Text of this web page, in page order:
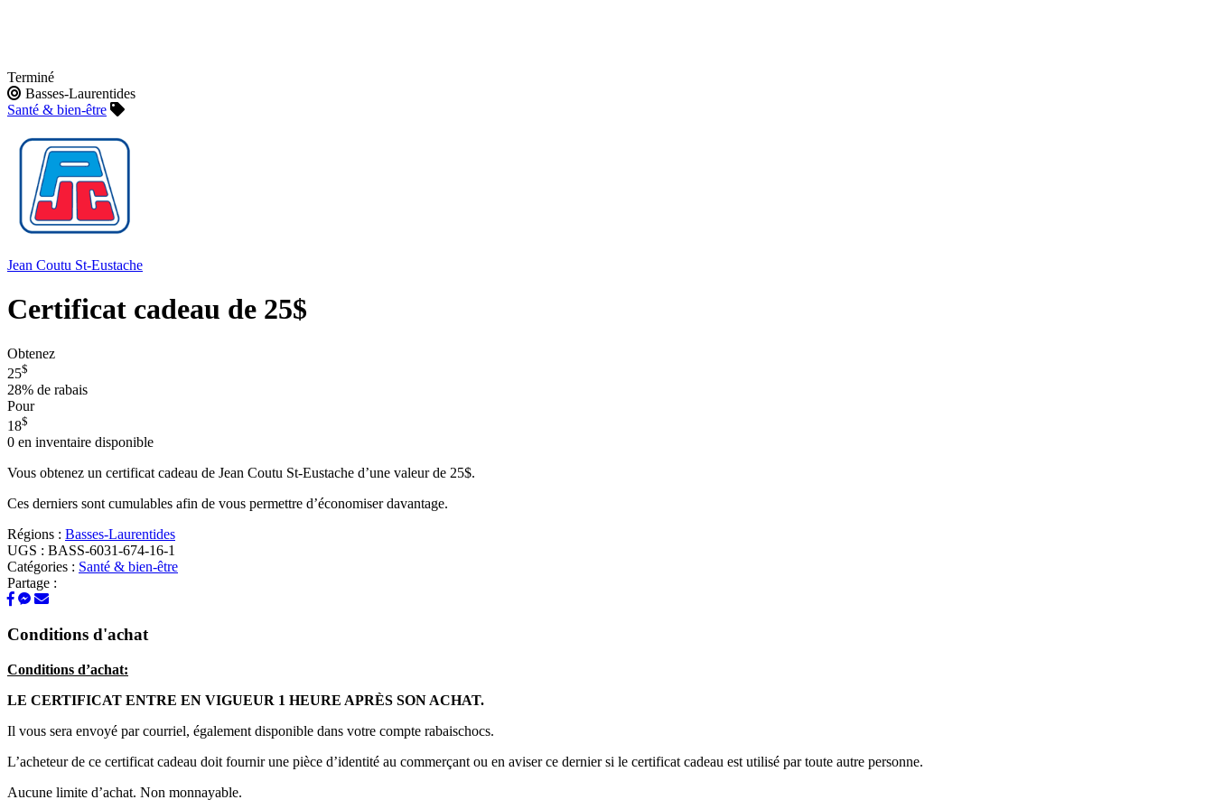
Terminé
Basses-Laurentides
Santé & bien-être
Jean Coutu St-Eustache
Certificat cadeau de 25$
Obtenez
25$
28% de rabais
Pour
18$
0 en inventaire disponible
Vous obtenez un certificat cadeau de Jean Coutu St-Eustache d’une valeur de 25$.
Ces derniers sont cumulables afin de vous permettre d’économiser davantage.
Régions : Basses-Laurentides
UGS : BASS-6031-674-16-1
Catégories : Santé & bien-être
Partage :
Conditions d'achat
Conditions d’achat:
LE CERTIFICAT ENTRE EN VIGUEUR 1 HEURE APRÈS SON ACHAT.
Il vous sera envoyé par courriel, également disponible dans votre compte rabaischocs.
L’acheteur de ce certificat cadeau doit fournir une pièce d’identité au commerçant ou en aviser ce dernier si le certificat cadeau est utilisé par toute autre personne.
Aucune limite d’achat. Non monnayable.